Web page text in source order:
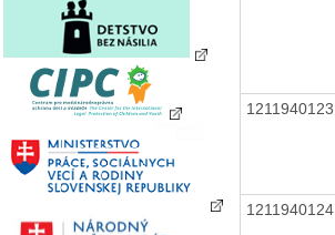
1211940123
1211940124